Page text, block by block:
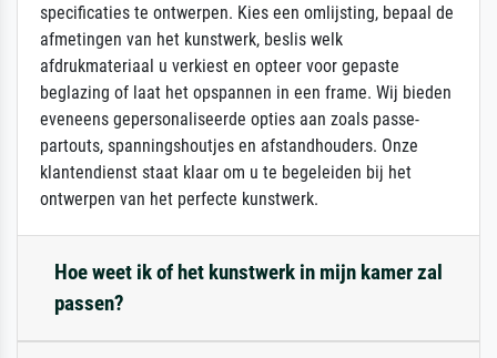
specificaties te ontwerpen. Kies een omlijsting, bepaal de
afmetingen van het kunstwerk, beslis welk
afdrukmateriaal u verkiest en opteer voor gepaste
beglazing of laat het opspannen in een frame. Wij bieden
eveneens gepersonaliseerde opties aan zoals passe-
partouts, spanningshoutjes en afstandhouders. Onze
klantendienst staat klaar om u te begeleiden bij het
ontwerpen van het perfecte kunstwerk.
Hoe weet ik of het kunstwerk in mijn kamer zal
passen?